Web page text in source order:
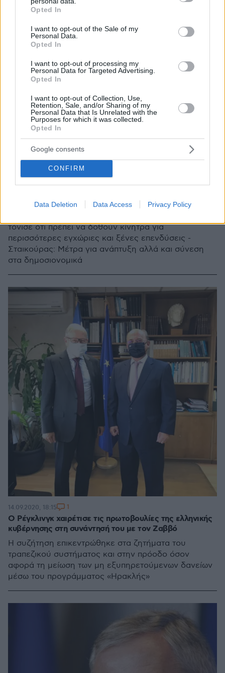
grant or deny consent to Google and its third-party tags to
use your data for below specified purposes in below Google
consent section.
Opted In
I want to opt-out of the Sale of my
Personal Data.
Opted In
I want to opt-out of processing my
Personal Data for Targeted Advertising.
Opted In
I want to opt-out of Collection, Use,
Retention, Sale, and/or Sharing of my
Personal Data that Is Unrelated with the
Purposes for which it was collected.
Opted In
Google consents
CONFIRM
Data Deletion Data Access Privacy Policy
«Είστε πολύ κάτω από το μέσο όρο της Ευρώπης»
τόνισε ότι πρέπει να δοθούν κίνητρα για
περισσότερες εγχώριες και ξένες επενδύσεις -
Σταικούρας: Μέτρα για ανάπτυξη αλλά και σύνεση
στα δημοσιονομικά
15.09.2020, 12:05 3
Ο Ρέγκλινγκ χαιρέτισε τις πρωτοβουλίες της ελληνικής
κυβέρνησης στη συνάντησή του με τον Ζαββό
Η συζήτηση επικεντρώθηκε στα ζητήματα του
τραπεζικού συστήματος και στην πρόοδο όσον
αφορά τη μείωση των μη εξυπηρετούμενων δανείων
μέσω του προγράμματος «Ηρακλής»
14.09.2020, 18:15 1